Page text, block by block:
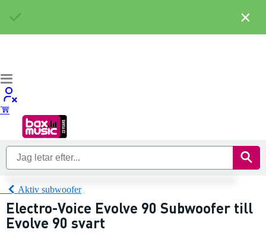
Aktiv subwoofer
Electro-Voice Evolve 90 Subwoofer till
Evolve 90 svart
×